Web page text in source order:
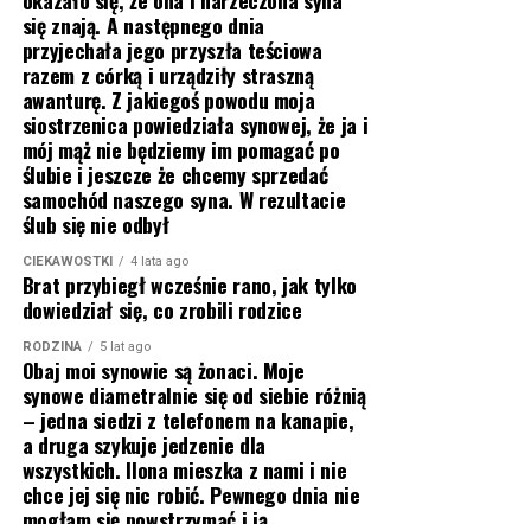
się znają. A następnego dnia
przyjechała jego przyszła teściowa
razem z córką i urządziły straszną
awanturę. Z jakiegoś powodu moja
siostrzenica powiedziała synowej, że ja i
mój mąż nie będziemy im pomagać po
ślubie i jeszcze że chcemy sprzedać
samochód naszego syna. W rezultacie
ślub się nie odbył
CIEKAWOSTKI 4 lata ago
Brat przybiegł wcześnie rano, jak tylko
dowiedział się, co zrobili rodzice
RODZINA 5 lat ago
Obaj moi synowie są żonaci. Moje
synowe diametralnie się od siebie różnią
– jedna siedzi z telefonem na kanapie,
a druga szykuje jedzenie dla
wszystkich. Ilona mieszka z nami i nie
chce jej się nic robić. Pewnego dnia nie